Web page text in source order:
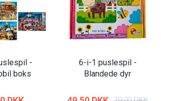
-
boks
6-i-1 puslespil -
Blandede dyr